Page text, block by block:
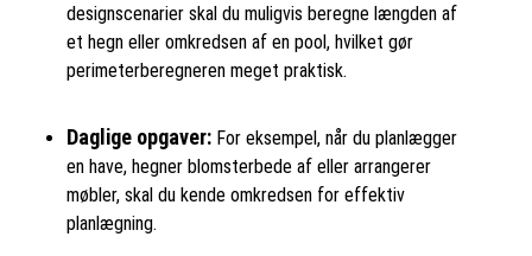
designscenarier skal du muligvis beregne længden af
et hegn eller omkredsen af en pool, hvilket gør
perimeterberegneren meget praktisk.
Daglige opgaver: For eksempel, når du planlægger
en have, hegner blomsterbede af eller arrangerer
møbler, skal du kende omkredsen for effektiv
planlægning.